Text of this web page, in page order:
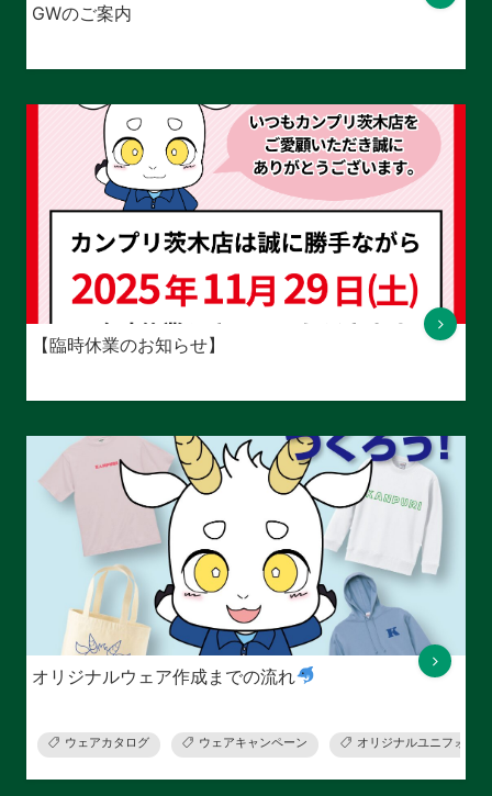
GWのご案内
【臨時休業のお知らせ】
オリジナルウェア作成までの流れ
ウェアカタログ ウェアキャンペーン オリジナルユニフォーム